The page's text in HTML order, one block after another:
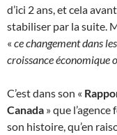
d’ici 2 ans, et cela
stabiliser par la suite.
« ce changement dans
croissance économique
C’est dans son «
Canada » que
son histoire, qu’en